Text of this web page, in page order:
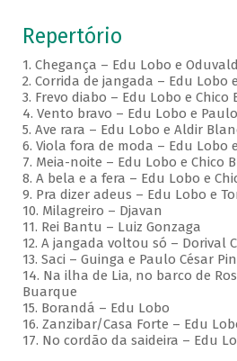
Repertório
1. Chegança – Edu Lobo e
2. Corrida de jangada – Edu Lobo
3. Frevo diabo – Edu Lobo e Chico
4. Vento bravo – Edu Lobo e
5. Ave rara – Edu Lobo e Aldir
6. Viola fora de moda – Edu Lobo
7. Meia-noite – Edu Lobo e Chico
8. A bela e a fera – Edu Lobo e
9. Pra dizer adeus – Edu Lobo e
10. Milagreiro – Djavan
11. Rei Bantu – Luiz Gonzaga
12. A jangada voltou só – Dorival
13. Saci – Guinga e Paulo César
14. Na ilha de Lia, no barco de
Buarque
15. Borandá – Edu Lobo
16. Zanzibar/Casa Forte – Edu
17. No cordão da saideira – Edu